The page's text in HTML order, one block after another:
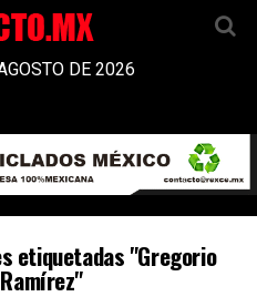
DE 2026
etiquetadas "Gregorio